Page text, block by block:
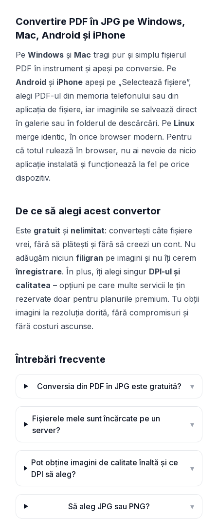
Convertire PDF în JPG pe Windows,
Mac, Android și iPhone
Pe Windows și Mac tragi pur și simplu fișierul
PDF în instrument și apeși pe conversie. Pe
Android și iPhone apeși pe „Selectează fișiere”,
alegi PDF-ul din memoria telefonului sau din
aplicația de fișiere, iar imaginile se salvează direct
în galerie sau în folderul de descărcări. Pe Linux
merge identic, în orice browser modern. Pentru
că totul rulează în browser, nu ai nevoie de nicio
aplicație instalată și funcționează la fel pe orice
dispozitiv.
De ce să alegi acest convertor
Este gratuit și nelimitat: convertești câte fișiere
vrei, fără să plătești și fără să creezi un cont. Nu
adăugăm niciun filigran pe imagini și nu îți cerem
înregistrare. În plus, îți alegi singur DPI-ul și
calitatea – opțiuni pe care multe servicii le țin
rezervate doar pentru planurile premium. Tu obții
imagini la rezoluția dorită, fără compromisuri și
fără costuri ascunse.
Întrebări frecvente
Conversia din PDF în JPG este gratuită? ▾
Fișierele mele sunt încărcate pe un
server?
▾
Pot obține imagini de calitate înaltă și ce
DPI să aleg?
▾
Să aleg JPG sau PNG? ▾